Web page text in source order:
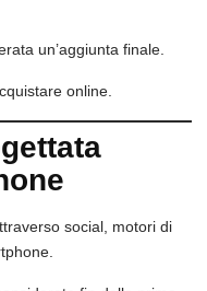
un’aggiunta finale.
online.
social, motori di